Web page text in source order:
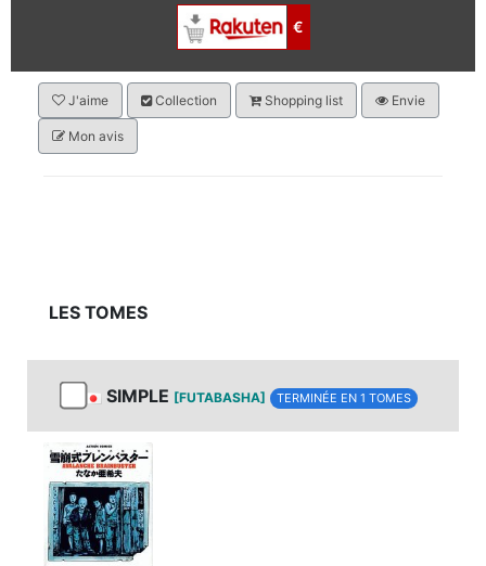
€
J'aime Collection Shopping list Envie
Mon avis
LES TOMES
SIMPLE [FUTABASHA] TERMINÉE EN 1 TOMES